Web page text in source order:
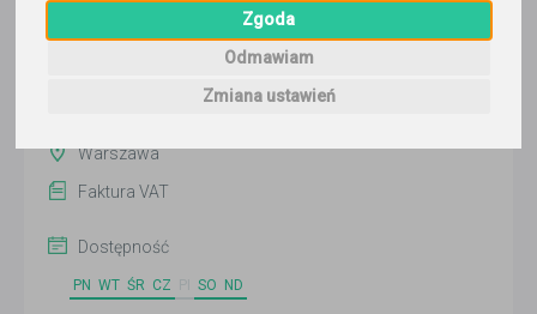
Zgoda
Odmawiam
Zmiana ustawień
Warszawa
Faktura VAT
Dostępność
PN WT ŚR CZ SO ND